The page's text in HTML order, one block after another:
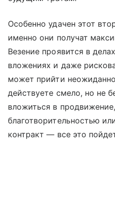
Особенно удачен этот
именно они получат
Везение проявится в
вложениях и даже
может прийти
действуете смело, но не
вложиться в
благотворительностью
контракт — все это